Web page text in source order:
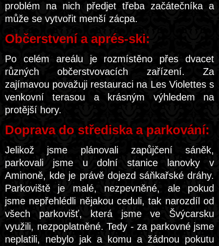
problém na nich předjet třeba začátečníka a
může se vytvořit menší zácpa.
Občerstvení a aprés-ski:
Po celém areálu je rozmístěno přes dvacet
různých občerstvovacích zařízení. Za
zajímavou považuji restauraci na Les Violettes s
venkovní terasou a krásným výhledem na
protější hory.
Doprava do střediska a parkování:
Jelikož jsme plánovali zapůjčení sáněk,
parkovali jsme u dolní stanice lanovky v
Aminoně, kde je právě dojezd sáňkařské dráhy.
Parkoviště je malé, nezpevněné, ale pokud
jsme nepřehlédli nějakou ceduli, tak narozdíl od
všech parkovišť, která jsme ve Švýcarsku
využili, nezpoplatněné. Tedy - za parkovné jsme
neplatili, nebylo jak a komu a žádnou pokutu